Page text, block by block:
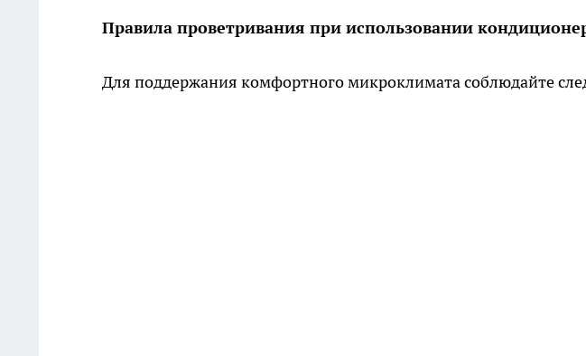
Правила проветривания при использовании
Для поддержания комфортного микроклимата соблюдайте